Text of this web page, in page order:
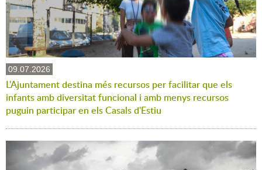
09.07.2026
L'Ajuntament destina més recursos per facilitar que els
infants amb diversitat funcional i amb menys recursos
puguin participar en els Casals d'Estiu